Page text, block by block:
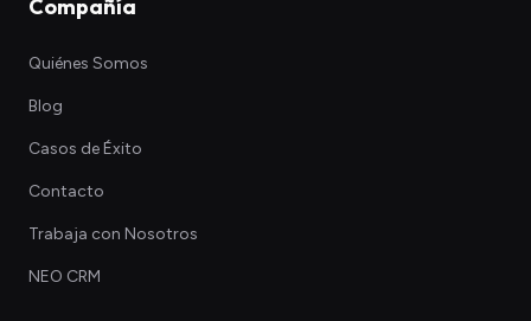
Compañía
Quiénes Somos
Blog
Casos de Éxito
Contacto
Trabaja con Nosotros
NEO CRM